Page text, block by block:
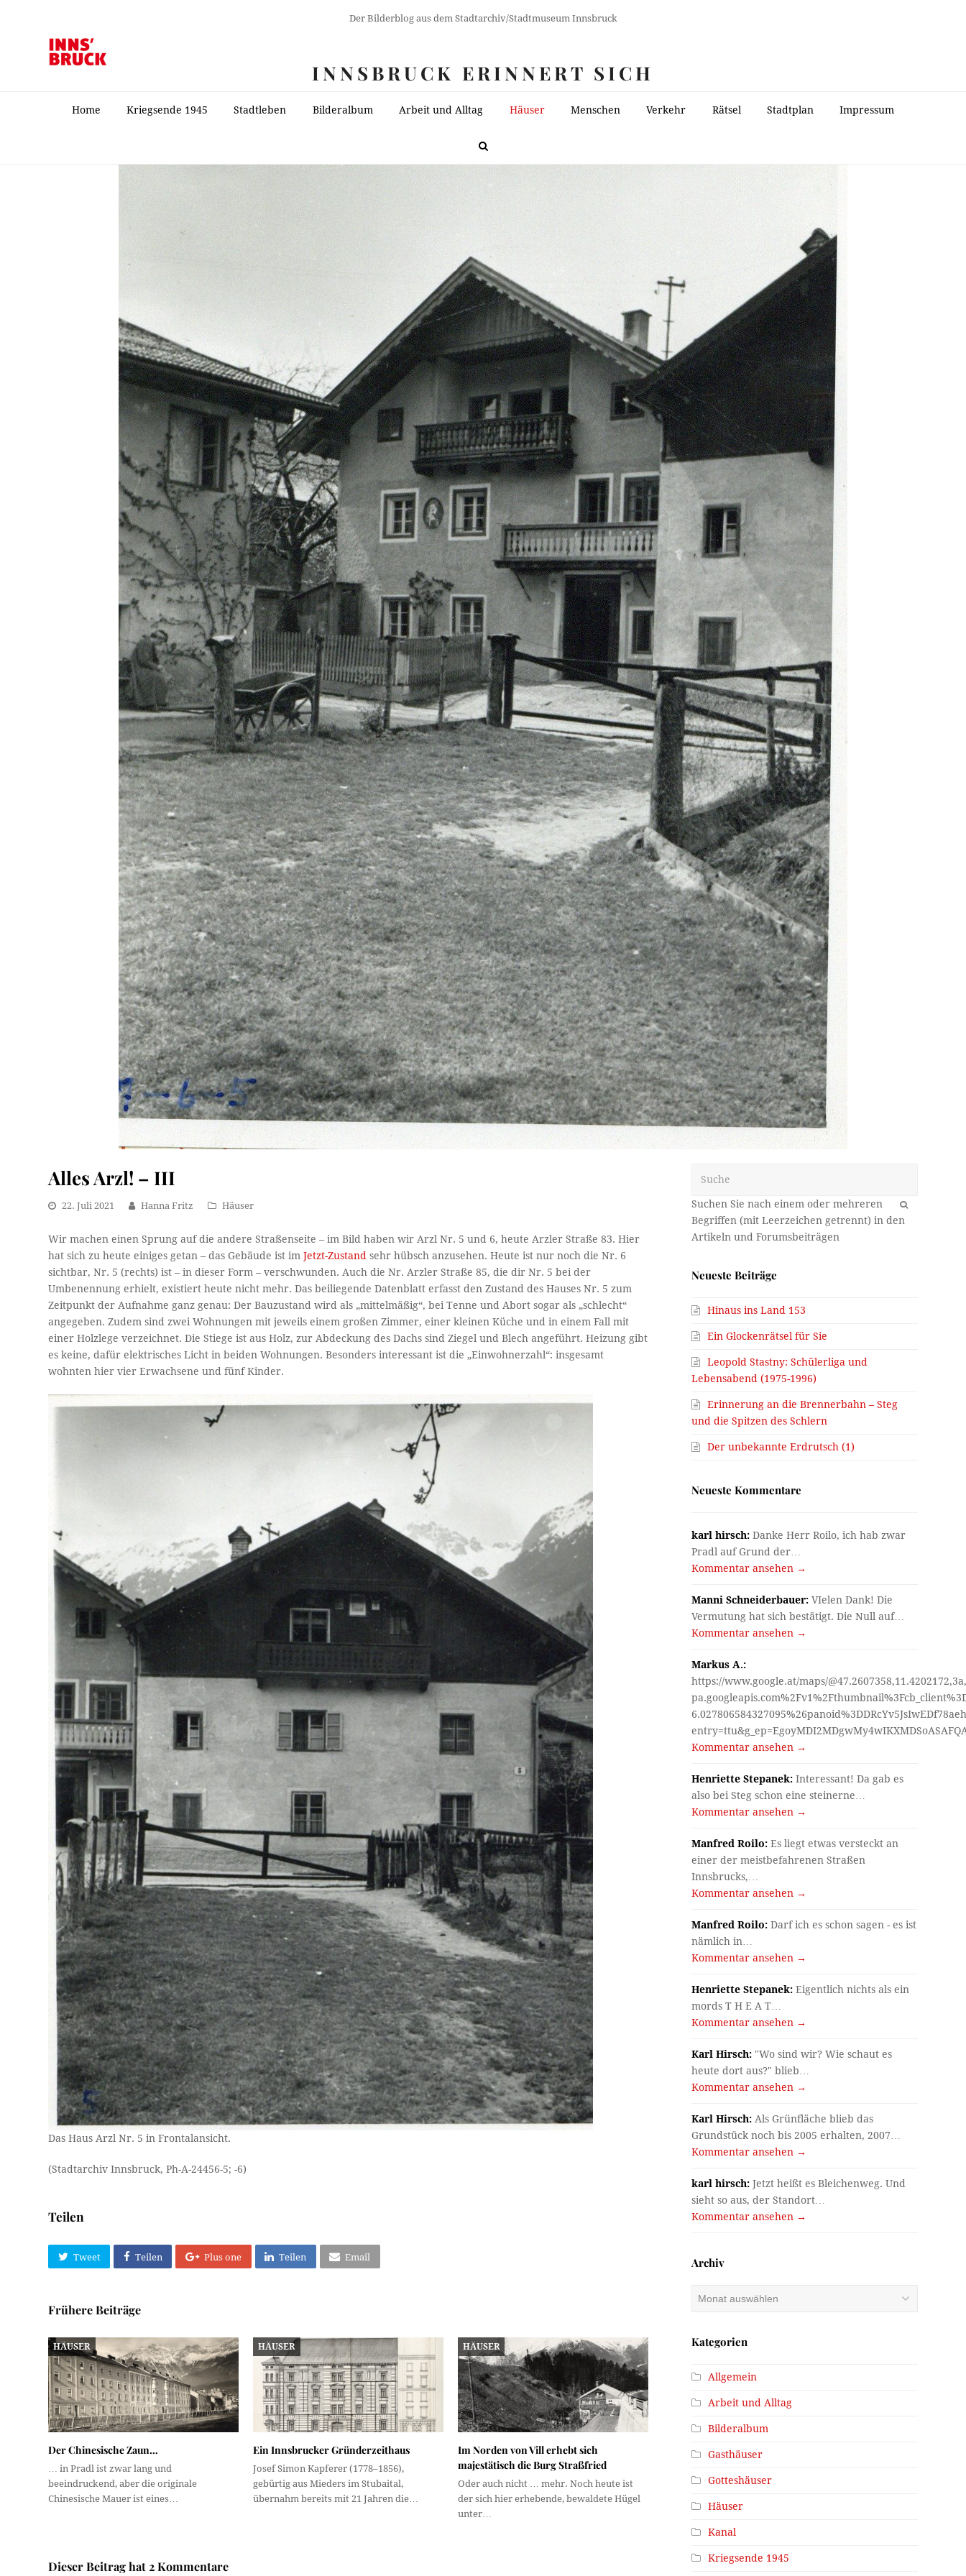
Der Bilderblog aus dem Stadtarchiv/Stadtmuseum Innsbruck
INNSBRUCK ERINNERT SICH
Home Kriegsende 1945 Stadtleben Bilderalbum Arbeit und Alltag Häuser Menschen Verkehr Rätsel Stadtplan Impressum
Alles Arzl! – III
22. Juli 2021 Hanna Fritz Häuser
Wir machen einen Sprung auf die andere Straßenseite – im Bild haben wir Arzl Nr. 5 und 6, heute Arzler Straße 83. Hier
hat sich zu heute einiges getan – das Gebäude ist imJetzt-Zustand sehr hübsch anzusehen. Heute ist nur noch die Nr. 6
sichtbar, Nr. 5 (rechts) ist – in dieser Form – verschwunden. Auch die Nr. Arzler Straße 85, die dir Nr. 5 bei der
Umbenennung erhielt, existiert heute nicht mehr. Das beiliegende Datenblatt erfasst den Zustand des Hauses Nr. 5 zum
Zeitpunkt der Aufnahme ganz genau: Der Bauzustand wird als „mittelmäßig“, bei Tenne und Abort sogar als „schlecht“
angegeben. Zudem sind zwei Wohnungen mit jeweils einem großen Zimmer, einer kleinen Küche und in einem Fall mit
einer Holzlege verzeichnet. Die Stiege ist aus Holz, zur Abdeckung des Dachs sind Ziegel und Blech angeführt. Heizung gibt
es keine, dafür elektrisches Licht in beiden Wohnungen. Besonders interessant ist die „Einwohnerzahl“: insgesamt
wohnten hier vier Erwachsene und fünf Kinder.
Das Haus Arzl Nr. 5 in Frontalansicht.
(Stadtarchiv Innsbruck, Ph-A-24456-5; -6)
Teilen
Tweet Teilen Plus one Teilen Email
Frühere Beiträge
HÄUSER
Der Chinesische Zaun…
… in Pradl ist zwar lang und
beeindruckend, aber die originale
Chinesische Mauer ist eines…
HÄUSER
Ein Innsbrucker Gründerzeithaus
Josef Simon Kapferer (1778–1856),
gebürtig aus Mieders im Stubaital,
übernahm bereits mit 21 Jahren die…
HÄUSER
Im Norden von Vill erhebt sich
majestätisch die Burg Straßfried
Oder auch nicht … mehr. Noch heute ist
der sich hier erhebende, bewaldete Hügel
unter…
Dieser Beitrag hat 2 Kommentare
OK
Neueste Beiträge
Hinaus ins Land 153
Ein Glockenrätsel für Sie
Leopold Stastny: Schülerliga und
Lebensabend (1975-1996)
Erinnerung an die Brennerbahn – Steg
und die Spitzen des Schlern
Der unbekannte Erdrutsch (1)
Neueste Kommentare
karl hirsch: Danke Herr Roilo, ich hab zwar
Pradl auf Grund der…
Kommentar ansehen →
Manni Schneiderbauer: VIelen Dank! Die
Vermutung hat sich bestätigt. Die Null auf…
Kommentar ansehen →
Markus A.:
https://www.google.at/maps/
Kommentar ansehen →
Henriette Stepanek: Interessant! Da gab es
also bei Steg schon eine steinerne…
Kommentar ansehen →
Manfred Roilo: Es liegt etwas versteckt an
einer der meistbefahrenen Straßen
Innsbrucks,…
Kommentar ansehen →
Manfred Roilo: Darf ich es schon sagen - es ist
nämlich in…
Kommentar ansehen →
Henriette Stepanek: Eigentlich nichts als ein
mords T H E A T…
Kommentar ansehen →
Karl Hirsch: "Wo sind wir? Wie schaut es
heute dort aus?" blieb…
Kommentar ansehen →
Karl Hirsch: Als Grünfläche blieb das
Grundstück noch bis 2005 erhalten, 2007…
Kommentar ansehen →
karl hirsch: Jetzt heißt es Bleichenweg. Und
sieht so aus, der Standort…
Kommentar ansehen →
Archiv
Kategorien
Allgemein
Arbeit und Alltag
Bilderalbum
Gasthäuser
Gotteshäuser
Häuser
Kanal
Kriegsende 1945